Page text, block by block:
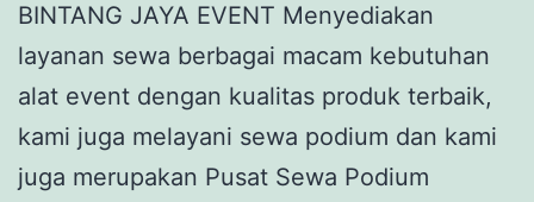
BINTANG JAYA EVENT Menyediakan
layanan sewa berbagai macam kebutuhan
alat event dengan kualitas produk terbaik,
kami juga melayani sewa podium dan kami
juga merupakan Pusat Sewa Podium